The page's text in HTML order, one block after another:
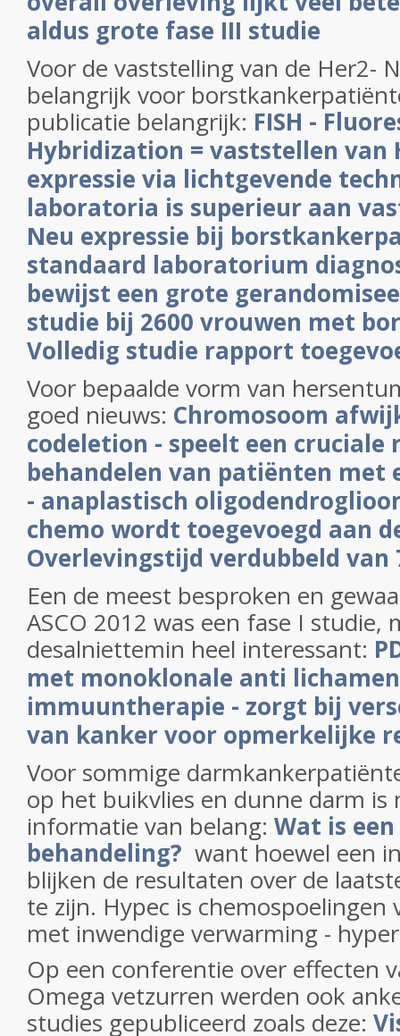
aldus grote fase III studie
Voor de vaststelling van de Her2-
belangrijk voor
publicatie belangrijk: FISH -
Hybridization = vaststellen van
expressie via lichtgevende
laboratoria is superieur aan
Neu expressie bij
standaard laboratorium
bewijst een grote
studie bij 2600 vrouwen met
Volledig studie rapport
Voor bepaalde vorm van
goed nieuws: Chromosoom
codeletion - speelt een cruciale
behandelen van patiënten met
- anaplastisch
chemo wordt toegevoegd aan
Overlevingstijd verdubbeld van
Een de meest besproken en
ASCO 2012 was een fase I studie,
desalniettemin heel interessant:
met monoklonale anti
immuuntherapie - zorgt bij
van kanker voor opmerkelijke
Voor sommige
op het buikvlies en dunne darm is
informatie van belang: Wat is een
behandeling? want hoewel een
blijken de resultaten over de
te zijn. Hypec is chemospoelingen
met inwendige verwarming -
Op een conferentie over effecten
Omega vetzurren werden ook
studies gepubliceerd zoals deze: